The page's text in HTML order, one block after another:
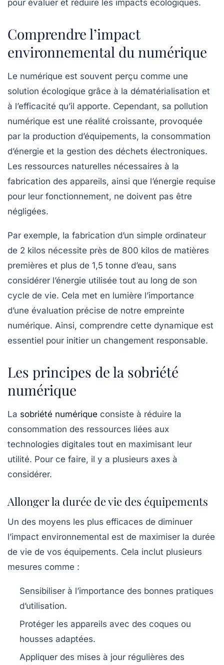
pour évaluer et réduire les impacts écologiques.
Comprendre l’impact
environnemental du numérique
Le numérique est souvent perçu comme une
solution écologique grâce à la dématérialisation et
à l’efficacité qu’il apporte. Cependant, sa pollution
numérique est une réalité croissante, provoquée
par la production d’équipements, la consommation
d’énergie et la gestion des déchets électroniques.
Les ressources naturelles nécessaires à la
fabrication des appareils, ainsi que l’énergie requise
pour leur fonctionnement, ne doivent pas être
négligées.
Par exemple, la fabrication d’un simple ordinateur
de 2 kilos nécessite près de 800 kilos de matières
premières et plus de 1,5 tonne d’eau, sans
considérer l’énergie utilisée tout au long de son
cycle de vie. Cela met en lumière l’importance
d’une évaluation précise de notre empreinte
numérique. Ainsi, comprendre cette dynamique est
essentiel pour initier un changement responsable.
Les principes de la sobriété
numérique
La sobriété numérique consiste à réduire la
consommation des ressources liées aux
technologies digitales tout en maximisant leur
utilité. Pour ce faire, il y a plusieurs axes à
considérer.
Allonger la durée de vie des équipements
Un des moyens les plus efficaces de diminuer
l’impact environnemental est de maximiser la durée
de vie de vos équipements. Cela inclut plusieurs
mesures comme :
Sensibiliser à l’importance des bonnes pratiques
d’utilisation.
Protéger les appareils avec des coques ou
housses adaptées.
Appliquer des mises à jour régulières des